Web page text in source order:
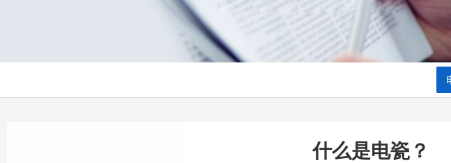
什么是电瓷？